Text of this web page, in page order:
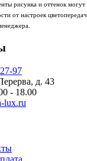
рисунка и оттенок могут
от настроек
97
д. 43
- 18.00
lux.ru